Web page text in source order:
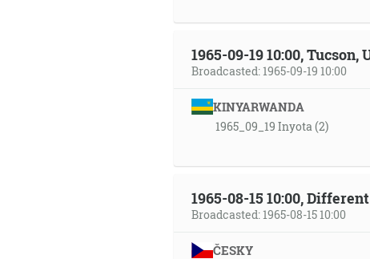
1965-09-19 10:00,
Broadcasted: 1965-09-19 10:00
KINYARWANDA
1965_09_19 Inyota (2)
1965-08-15 10:00,
Broadcasted: 1965-08-15 10:00
ČESKY